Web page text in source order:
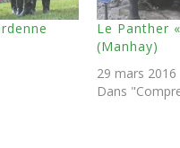
Le Panther
(Manhay)
29 mars 2016
Dans